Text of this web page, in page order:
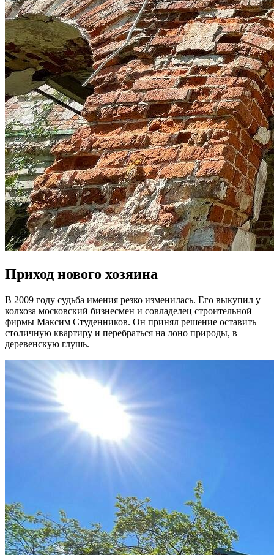
Приход нового хозяина
В 2009 году судьба имения резко изменилась. Его выкупил у
колхоза московский бизнесмен и совладелец строительной
фирмы Максим Студенников. Он принял решение оставить
столичную квартиру и перебраться на лоно природы, в
деревенскую глушь.